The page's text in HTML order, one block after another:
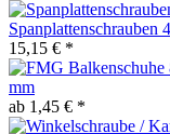
Spanplattenschrauben
15,15 € *
mm
ab 1,45 € *